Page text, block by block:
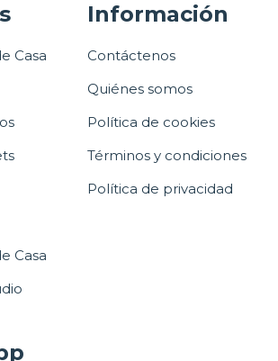
Casa
Casa
Información
Contáctenos
Quiénes somos
Política de cookies
Términos y condiciones
Política de privacidad